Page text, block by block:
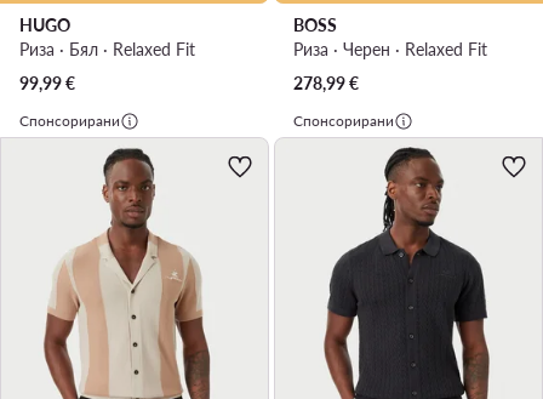
HUGO
Риза · Бял · Relaxed Fit
99,99€
BOSS
Риза · Черен · Relaxed Fit
278,99€
Спонсорирани Спонсорирани